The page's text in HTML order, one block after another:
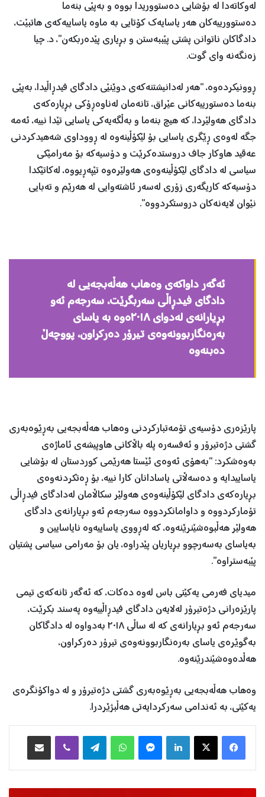
لەوكاتەدا لە بۆشایی دەستووریدا بووە و بەپێی بنەما
دەستوورییەكان هەر یاسایەك كۆتایی بە ماوە یاساییەكەی هاتبێت،
دادگاكان ناتوانن پشتی پێببەستن و بڕ‌یاری پێدەربكەن”، د. چیا
زەنگەنە وای گوت.
ڕوونیکردەوە، “هەر لەدانیشتنەكەی دوێنێی دادگای فیدڕاڵیدا، بەپێی
بنەما دەستورییەكانی عێراق، تانەمان لەناوەڕ‌ۆكی بڕ‌یارەكەی
دادگای هەولێردا، كە هیچ بنەما و بەڵگەیەكی یاسایی تێدا نییە، ئەمە
جگە لەوەی ڕێگری یاسایی بۆ لێكۆڵینەوە لە ڕووداوی شەهیدكردنی
عەقید هاوكار جاف دروستدەكرێت و دۆسیەكە بۆ مەرامێكی
سیاسی لە دادگای لێكۆڵینەوەی هەولێرەوە تێپەڕ‌یووە، لەكاتێكدا
دۆسیەكە كاریگەری زۆری لەسەر ئاشته‌وایی لە هەرێم و تەبایی
نێوان لایەنەكان دروستكردووە”.
ئەگەر داواکەی وەهاب هەڵەبجەیی لە
دادگای فیدڕاڵی سەربگرێت، سەرجەم ئەو
بڕیارانەی لەدوای ٢٠١٨ەوە بە یاسای
بەرەنگاربوونەوەی تیرۆر دەرکراون، پووچەڵ
دەبنەوە
پارێزەری دۆسیەی تۆمەتباركردنی وەهاب هەڵەبجەیی بەڕێوەبەری
گشتی دژەتیرۆر و ئەفسەرە پلە باڵاكانی هاوپیشەی ئاماژەی
بەوەشكرد: “بەهۆی ئەوەی ئێستا هەرێمی كوردستان لە بۆشایی
یاساییدایە و دەسەڵاتی یاسادانان كارا نییە، بۆ ڕەتكردنەوەی
بڕ‌یارەكەی دادگای لێكۆڵینەوەی هەولێر سكاڵامان لەدادگای فیدڕاڵی
تۆماركردووە و داوامانكردووە سەرجەم ئەو بڕ‌یارانەی دادگای
هەولێر هەڵبوەشێنرێنەوە، كە لەڕ‌ووی یاساییەوە نایاسایین و
بەیاسای بەسەرچوو بڕ‌یاریان پێدراوە، یان بۆ مەرامی سیاسی پشتیان
پێبەستراوە”.
میدیای فەرمی یەکێتی باس لەوە دەکات، کە ئەگەر تانەكەی تیمی
پارێزەرانی دژەتیرۆر لەلایەن دادگای فیدڕاڵییەوە پەسند بكرێت،
سەرجەم ئەو بڕ‌یارانەی كە لە ساڵی ٢٠١٨ بەدواوە لە دادگاكان
بەگوێرەی یاسای بەرەنگاربوونەوەی تیرۆر دەركراون،
هەڵدەوەشێندرێنەوە.
وەهاب هەڵەبجەیی بەڕێوەبەری گشتی دژەتیرۆر و لە دواکۆنگرەی
یەکێتی، بە ئەندامی سەرکردایەتی هەڵبژێردرا.
X
Telegram